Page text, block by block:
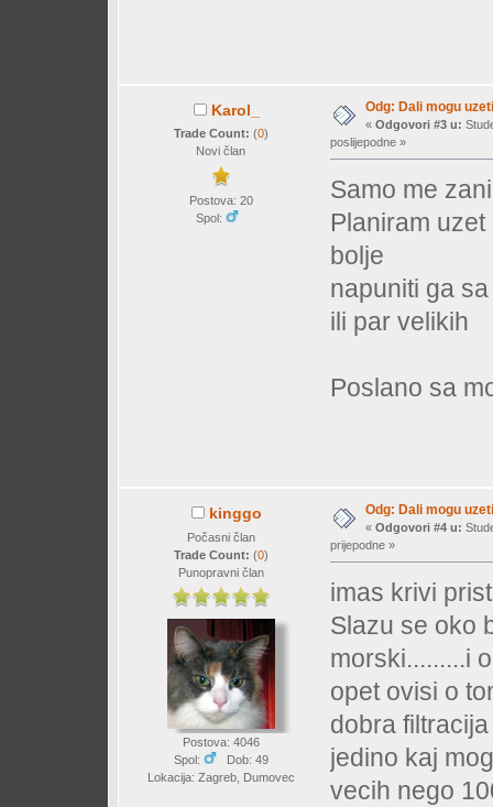
Karol_
Trade Count: (0)
Novi član
Postova: 20
Spol:
Odg: Dali mogu
« Odgovori #3 u:
poslijepodne »
Samo me
Planiram
bolje
napuniti ga
ili par velikih
Poslano sa
kinggo
Počasni član
Trade Count: (0)
Punopravni član
Postova: 4046
Spol:
Dob: 49
Lokacija: Zagreb, Dumovec
Odg: Dali mogu
« Odgovori #4 u:
prijepodne »
imas krivi
Slazu se oko
morski.........i
opet ovisi o
dobra
jedino kaj
vecih nego